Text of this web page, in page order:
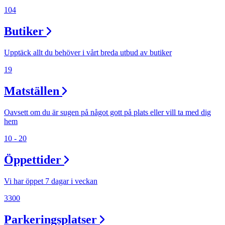
104
Butiker
Upptäck allt du behöver i vårt breda utbud av butiker
19
Matställen
Oavsett om du är sugen på något gott på plats eller vill ta med dig
hem
10 - 20
Öppettider
Vi har öppet 7 dagar i veckan
3300
Parkeringsplatser